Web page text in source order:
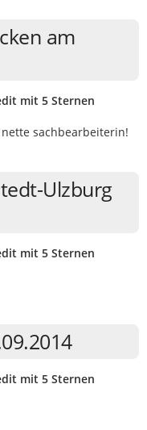
am
mit 5 Sternen
sachbearbeiterin!
Ulzburg
mit 5 Sternen
mit 5 Sternen